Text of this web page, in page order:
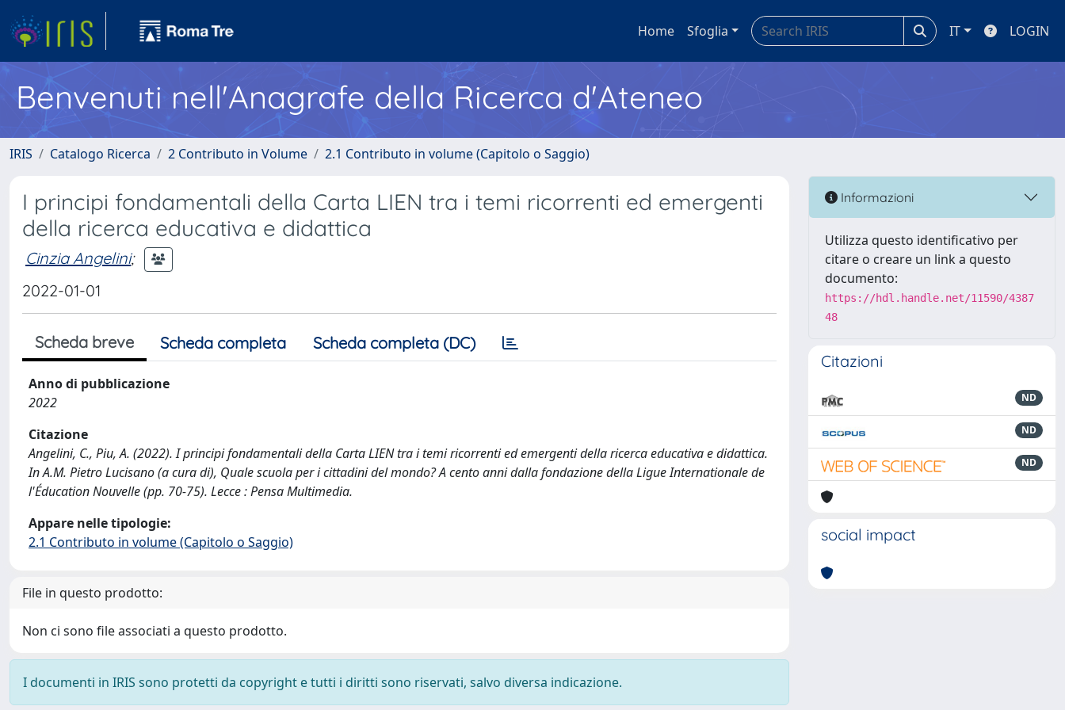
Home Sfoglia IT LOGIN
Benvenuti nell'Anagrafe della Ricerca d'Ateneo
IRIS Catalogo Ricerca 2 Contributo in Volume 2.1 Contributo in volume (Capitolo o Saggio)
I principi fondamentali della Carta LIEN tra i temi ricorrenti ed emergenti
della ricerca educativa e didattica
Cinzia Angelini;
2022-01-01
Scheda breve Scheda completa Scheda completa (DC)
Anno di pubblicazione
2022
Citazione
Angelini, C., Piu, A. (2022). I principi fondamentali della Carta LIEN tra i temi ricorrenti ed emergenti della ricerca educativa e didattica.
In A.M. Pietro Lucisano (a cura di), Quale scuola per i cittadini del mondo? A cento anni dalla fondazione della Ligue Internationale de
l'Éducation Nouvelle (pp. 70-75). Lecce : Pensa Multimedia.
Appare nelle tipologie:
2.1 Contributo in volume (Capitolo o Saggio)
File in questo prodotto:
Non ci sono file associati a questo prodotto.
I documenti in IRIS sono protetti da copyright e tutti i diritti sono riservati, salvo diversa indicazione.
Informazioni
Utilizza questo identificativo per
citare o creare un link a questo
documento:
https://hdl.handle.net/11590/4387
48
Citazioni
ND
ND
ND
social impact